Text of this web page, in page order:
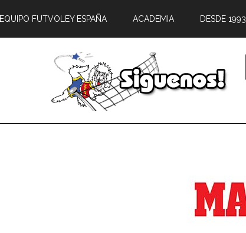
EQUIPO FUTVOLEY ESPAÑA ACADEMIA DESDE 1993